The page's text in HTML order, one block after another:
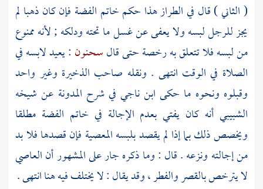
( الثاني ) قال في الطراز هذا حكم خاتم الفضة فإن كان ذهبا لم
يجز للرجل لبسه ولا يعفى عن غسل ما تحته ودلكه ; لأنه ممنوع
من لبسه فلا تتعلق به رخصة حتى قالسحنون : يعيد لابسه في
الصلاة في الوقت انتهى . ونقله صاحب الذخيرة وغير واحد
وقبلوه ونحوه ما حكى ابن ناجي في شرح المدونة عن شيخه
الشبيبيأنه كان يفتي بعدم الإجالة في خاتم الفضة مطلقا
ويخصص ذلك بما إذا لم يقصد بلبسه المعصية فإن قصدها فلا بد
من إجالته ونزعه . قال : وما ذكره جار على المشهور أن العاصي
لا يترخص بالقصر والفطر ، وقد يقال : لا يختلف فيه هنا انتهى .